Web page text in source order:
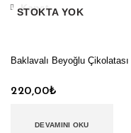
STOKTA YOK
Kapat
Baklavalı Beyoğlu Çikolatası
220,00₺
DEVAMINI OKU